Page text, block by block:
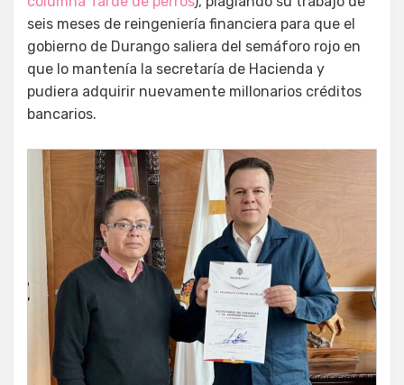
seis meses de reingeniería financiera para que el
gobierno de Durango saliera del semáforo rojo en
que lo mantenía la secretaría de Hacienda y
pudiera adquirir nuevamente millonarios créditos
bancarios.